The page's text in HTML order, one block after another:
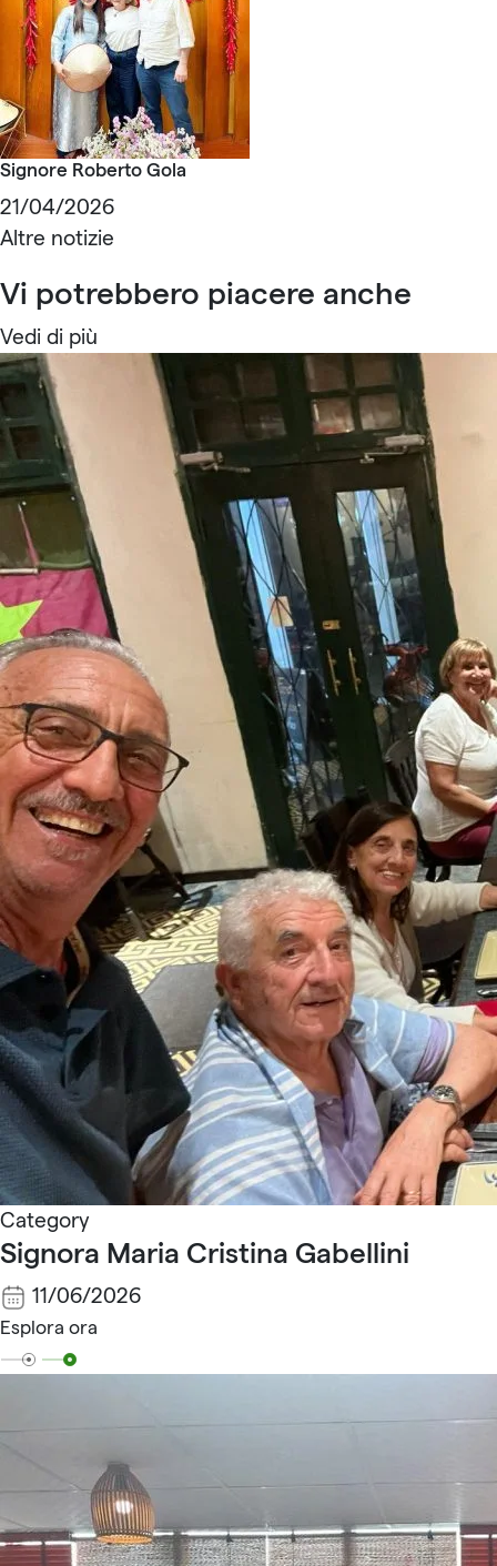
Signore Roberto Gola
21/04/2026
Altre notizie
Vi potrebbero piacere anche
Vedi di più
Category
Signora Maria Cristina Gabellini
11/06/2026
Esplora ora